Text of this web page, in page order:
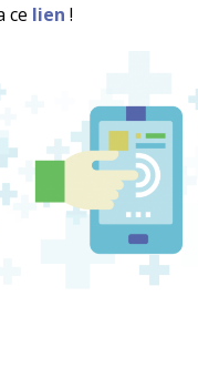
ce lien !